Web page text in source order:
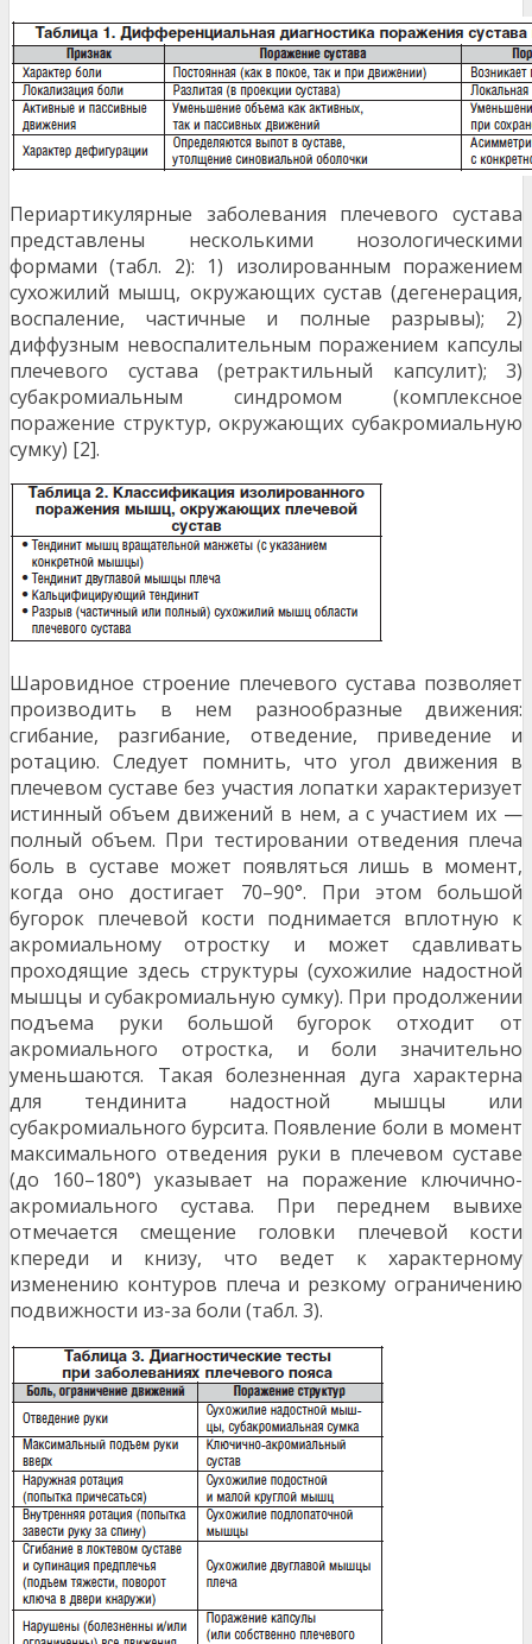
Периартикулярные заболевания плечевого сустава
представлены несколькими нозологическими
формами (табл. 2): 1) изолированным поражением
сухожилий мышц, окружающих сустав (дегенерация,
воспаление, частичные и полные разрывы); 2)
диффузным невоспалительным поражением капсулы
плечевого сустава (ретрактильный капсулит); 3)
субакромиальным синдромом (комплексное
поражение структур, окружающих субакромиальную
сумку) [2].
Шаровидное строение плечевого сустава позволяет
производить в нем разнообразные движения:
сгибание, разгибание, отведение, приведение и
ротацию. Следует помнить, что угол движения в
плечевом суставе без участия лопатки характеризует
истинный объем движений в нем, а с участием их —
полный объем. При тестировании отведения плеча
боль в суставе может появляться лишь в момент,
когда оно достигает 70–90°. При этом большой
бугорок плечевой кости поднимается вплотную к
акромиальному отростку и может сдавливать
проходящие здесь структуры (сухожилие надостной
мышцы и субакромиальную сумку). При продолжении
подъема руки большой бугорок отходит от
акромиального отростка, и боли значительно
уменьшаются. Такая болезненная дуга характерна
для тендинита надостной мышцы или
субакромиального бурсита. Появление боли в момент
максимального отведения руки в плечевом суставе
(до 160–180°) указывает на поражение ключично-
акромиального сустава. При переднем вывихе
отмечается смещение головки плечевой кости
кпереди и книзу, что ведет к характерному
изменению контуров плеча и резкому ограничению
подвижности из-за боли (табл. 3).